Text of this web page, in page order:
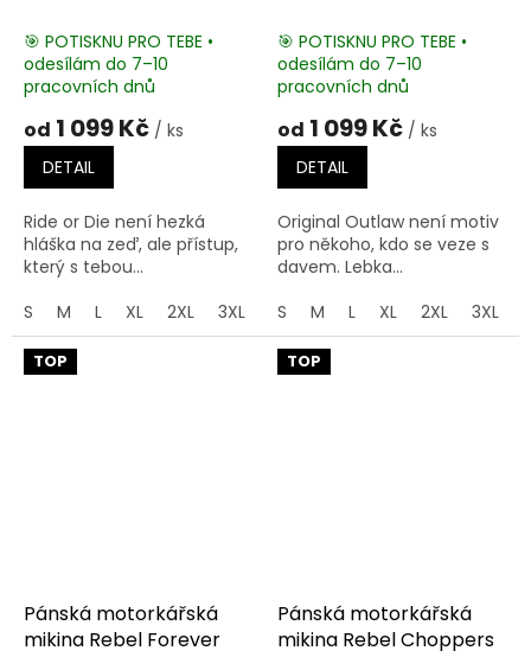
🎯 POTISKNU PRO TEBE •
odesílám do 7–10
pracovních dnů
od 1 099 Kč / ks
DETAIL
Ride or Die není hezká
hláška na zeď, ale přístup,
který s tebou...
S
M L XL 2XL 3XL 4XL 5XL
🎯 POTISKNU PRO TEBE •
odesílám do 7–10
pracovních dnů
od 1 099 Kč / ks
DETAIL
Original Outlaw není motiv
pro někoho, kdo se veze s
davem. Lebka...
S
M L XL 2XL 3XL
TOP
Pánská motorkářská
mikina Rebel Forever
TOP
Pánská motorkářská
mikina Rebel Choppers